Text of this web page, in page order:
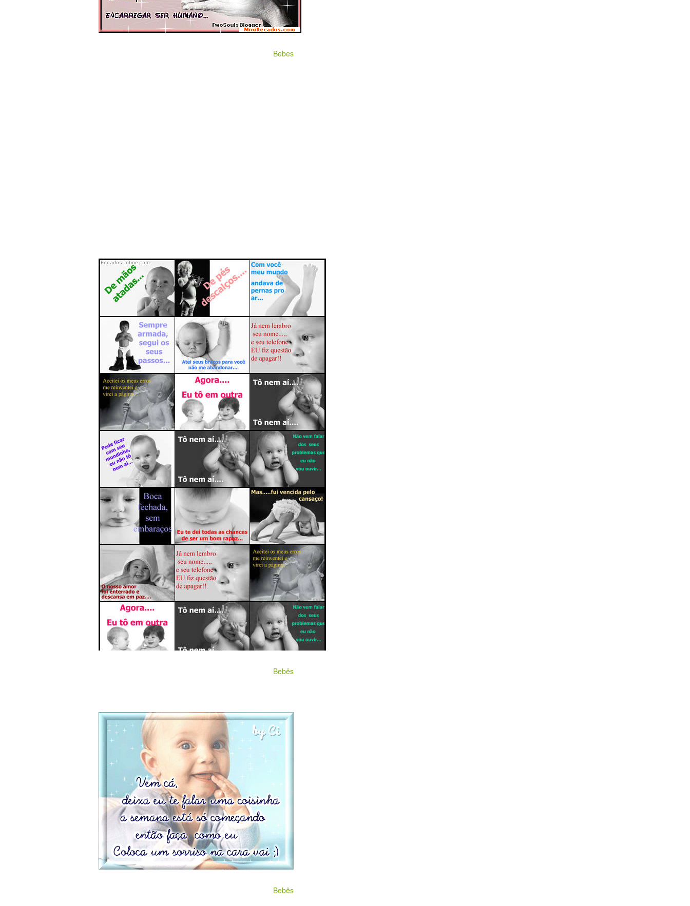
Bebes
Bebês
Bebês